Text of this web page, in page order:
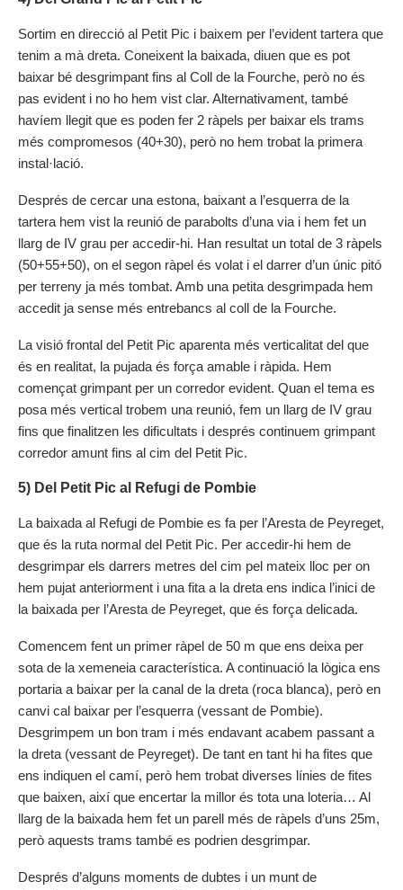
Sortim en direcció al Petit Pic i baixem per l’evident tartera que
tenim a mà dreta. Coneixent la baixada, diuen que es pot
baixar bé desgrimpant fins al Coll de la Fourche, però no és
pas evident i no ho hem vist clar. Alternativament, també
havíem llegit que es poden fer 2 ràpels per baixar els trams
més compromesos (40+30), però no hem trobat la primera
instal·lació.
Després de cercar una estona, baixant a l’esquerra de la
tartera hem vist la reunió de parabolts d’una via i hem fet un
llarg de IV grau per accedir-hi. Han resultat un total de 3 ràpels
(50+55+50), on el segon ràpel és volat i el darrer d’un únic pitó
per terreny ja més tombat. Amb una petita desgrimpada hem
accedit ja sense més entrebancs al coll de la Fourche.
La visió frontal del Petit Pic aparenta més verticalitat del que
és en realitat, la pujada és força amable i ràpida. Hem
començat grimpant per un corredor evident. Quan el tema es
posa més vertical trobem una reunió, fem un llarg de IV grau
fins que finalitzen les dificultats i després continuem grimpant
corredor amunt fins al cim del Petit Pic.
5) Del Petit Pic al Refugi de Pombie
La baixada al Refugi de Pombie es fa per l’Aresta de Peyreget,
que és la ruta normal del Petit Pic. Per accedir-hi hem de
desgrimpar els darrers metres del cim pel mateix lloc per on
hem pujat anteriorment i una fita a la dreta ens indica l’inici de
la baixada per l’Aresta de Peyreget, que és força delicada.
Comencem fent un primer ràpel de 50 m que ens deixa per
sota de la xemeneia característica. A continuació la lògica ens
portaria a baixar per la canal de la dreta (roca blanca), però en
canvi cal baixar per l’esquerra (vessant de Pombie).
Desgrimpem un bon tram i més endavant acabem passant a
la dreta (vessant de Peyreget). De tant en tant hi ha fites que
ens indiquen el camí, però hem trobat diverses línies de fites
que baixen, així que encertar la millor és tota una loteria… Al
llarg de la baixada hem fet un parell més de ràpels d’uns 25m,
però aquests trams també es podrien desgrimpar.
Després d’alguns moments de dubtes i un munt de